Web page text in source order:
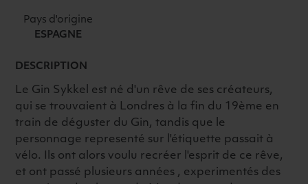
Pays d'origine
ESPAGNE
DESCRIPTION
Le Gin Sykkel est né d'un rêve de ses créateurs,
qui se trouvaient à Londres à la fin du 19ème en
train de déguster du Gin, tandis que le
personnage representé sur l'étiquette passait à
vélo. Ils ont alors voulu recréer l'esprit de ce rêve,
et ont passé plusieurs années , experimentés des